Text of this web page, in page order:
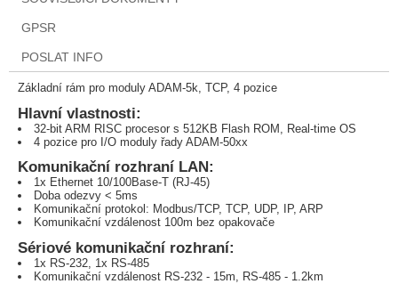
GPSR
POSLAT INFO
Základní rám pro moduly ADAM-5k, TCP, 4 pozice
Hlavní vlastnosti:
32-bit ARM RISC procesor s 512KB Flash ROM, Real-time OS
4 pozice pro I/O moduly řady ADAM-50xx
Komunikační rozhraní LAN:
1x Ethernet 10/100Base-T (RJ-45)
Doba odezvy < 5ms
Komunikační protokol: Modbus/TCP, TCP, UDP, IP, ARP
Komunikační vzdálenost 100m bez opakovače
Sériové komunikační rozhraní:
1x RS-232, 1x RS-485
Komunikační vzdálenost RS-232 - 15m, RS-485 - 1.2km